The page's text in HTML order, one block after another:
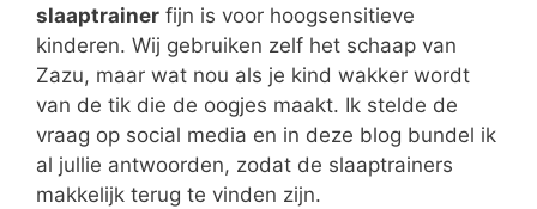
slaaptrainer fijn is voor hoogsensitieve
kinderen. Wij gebruiken zelf het schaap van
Zazu, maar wat nou als je kind wakker wordt
van de tik die de oogjes maakt. Ik stelde de
vraag op social media en in deze blog bundel ik
al jullie antwoorden, zodat de slaaptrainers
makkelijk terug te vinden zijn.